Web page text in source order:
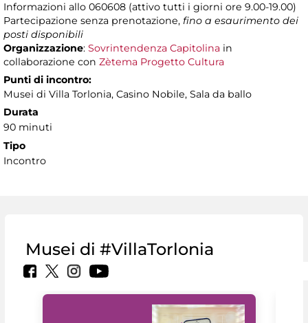
Informazioni allo 060608 (attivo tutti i giorni ore 9.00-19.00)
Partecipazione senza prenotazione, fino a esaurimento dei
posti disponibili
Organizzazione: Sovrintendenza Capitolina in
collaborazione con Zètema Progetto Cultura
Punti di incontro:
Musei di Villa Torlonia, Casino Nobile, Sala da ballo
Durata
90 minuti
Tipo
Incontro
Musei di #VillaTorlonia